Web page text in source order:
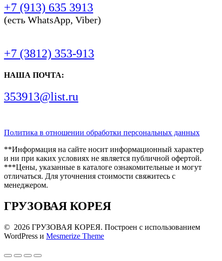
+7 (913) 635 3913
(есть WhatsApp, Viber)
+7 (3812) 353-913
НАША ПОЧТА:
353913@list.ru
Политика в отношении обработки персональных данных
**Информация на сайте носит информационный характер
и ни при каких условиях не является публичной офертой.
***Цены, указанные в каталоге ознакомительные и могут
отличаться. Для уточнения стоимости свяжитесь с
менеджером.
ГРУЗОВАЯ КОРЕЯ
© 2026 ГРУЗОВАЯ КОРЕЯ. Построен с использованием
WordPress и Mesmerize Theme